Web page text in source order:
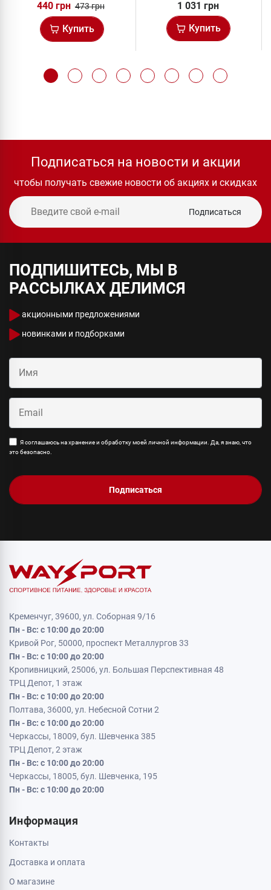
440 грн 473 грн
Купить
1 031 грн
Купить
Подписаться на новости и акции
чтобы получать свежие новости об акциях и скидках
Подписаться
ПОДПИШИТЕСЬ, МЫ В
РАССЫЛКАХ ДЕЛИМСЯ
акционными предложениями
новинками и подборками
Я соглашаюсь на хранение и обработку моей личной информации. Да, я знаю, что
это безопасно.
Подписаться
Кременчуг, 39600, ул. Соборная 9/16
Пн - Вс: с 10:00 до 20:00
Кривой Рог, 50000, проспект Металлургов 33
Кропивницкий, 25006, ул. Большая Перспективная 48
Полтава, 36000, ул. Небесной Сотни 2
Пн - Вс: с 10:00 до 20:00